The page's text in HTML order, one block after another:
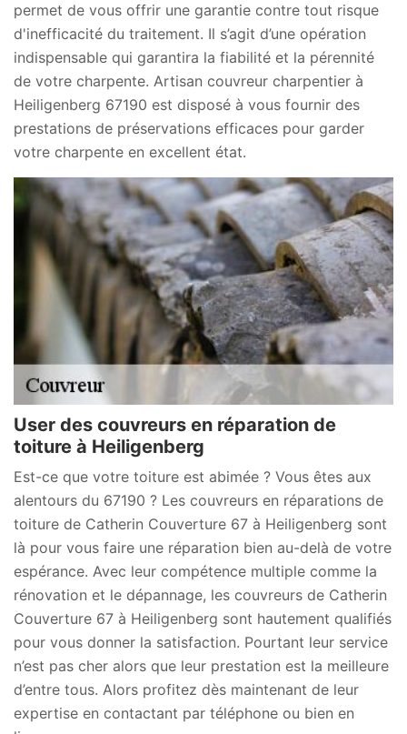
permet de vous offrir une garantie contre tout risque
d'inefficacité du traitement. Il s’agit d’une opération
indispensable qui garantira la fiabilité et la pérennité
de votre charpente. Artisan couvreur charpentier à
Heiligenberg 67190 est disposé à vous fournir des
prestations de préservations efficaces pour garder
votre charpente en excellent état.
User des couvreurs en réparation de
toiture à Heiligenberg
Est-ce que votre toiture est abimée ? Vous êtes aux
alentours du 67190 ? Les couvreurs en réparations de
toiture de Catherin Couverture 67 à Heiligenberg sont
là pour vous faire une réparation bien au-delà de votre
espérance. Avec leur compétence multiple comme la
rénovation et le dépannage, les couvreurs de Catherin
Couverture 67 à Heiligenberg sont hautement qualifiés
pour vous donner la satisfaction. Pourtant leur service
n’est pas cher alors que leur prestation est la meilleure
d’entre tous. Alors profitez dès maintenant de leur
expertise en contactant par téléphone ou bien en